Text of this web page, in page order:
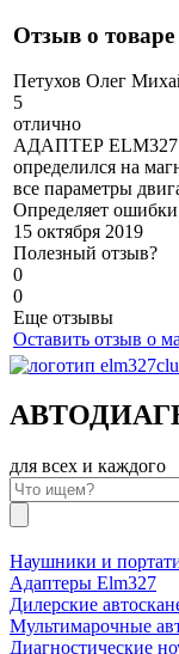
Отзыв о товаре
Петухов Олег
5
отлично
АДАПТЕР ELM327
определился на
все параметры
Определяет ошибки
15 октября 2019
Полезный отзыв?
0
0
Еще отзывы
Оставить отзыв о
для всех и каждого
Наушники и
Адаптеры Elm327
Дилерские
Мультимарочные
Диагностические